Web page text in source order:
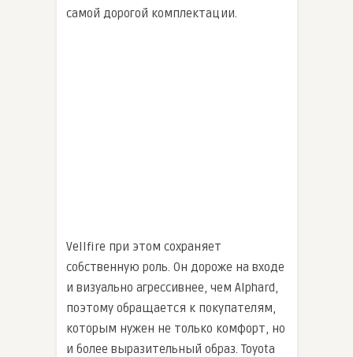
самой дорогой комплектации.
Vellfire при этом сохраняет
собственную роль. Он дороже на входе
и визуально агрессивнее, чем Alphard,
поэтому обращается к покупателям,
которым нужен не только комфорт, но
и более выразительный образ. Toyota